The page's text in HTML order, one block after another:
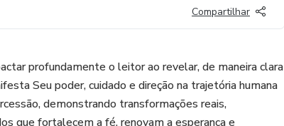
Compartilhar
profundamente o leitor ao revelar, de maneira clara
Seu poder, cuidado e direção na trajetória humana
demonstrando transformações reais,
que fortalecem a fé, renovam a esperança e